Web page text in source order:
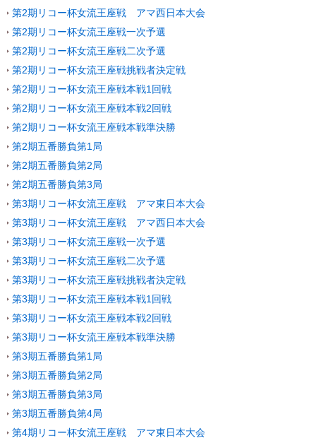
第2期リコー杯女流王座戦 アマ西日本大会
第2期リコー杯女流王座戦一次予選
第2期リコー杯女流王座戦二次予選
第2期リコー杯女流王座戦挑戦者決定戦
第2期リコー杯女流王座戦本戦1回戦
第2期リコー杯女流王座戦本戦2回戦
第2期リコー杯女流王座戦本戦準決勝
第2期五番勝負第1局
第2期五番勝負第2局
第2期五番勝負第3局
第3期リコー杯女流王座戦 アマ東日本大会
第3期リコー杯女流王座戦 アマ西日本大会
第3期リコー杯女流王座戦一次予選
第3期リコー杯女流王座戦二次予選
第3期リコー杯女流王座戦挑戦者決定戦
第3期リコー杯女流王座戦本戦1回戦
第3期リコー杯女流王座戦本戦2回戦
第3期リコー杯女流王座戦本戦準決勝
第3期五番勝負第1局
第3期五番勝負第2局
第3期五番勝負第3局
第3期五番勝負第4局
第4期リコー杯女流王座戦 アマ東日本大会